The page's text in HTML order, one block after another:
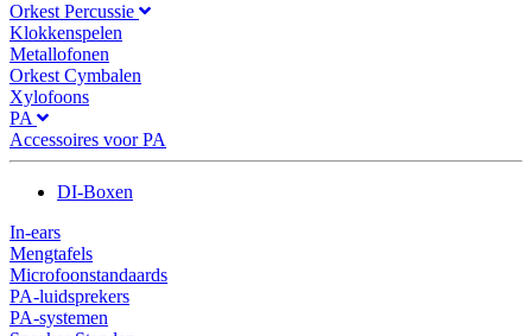
Orkest Percussie
Klokkenspelen
Metallofonen
Orkest Cymbalen
Xylofoons
PA
Accessoires voor PA
DI-Boxen
In-ears
Mengtafels
Microfoonstandaards
PA-luidsprekers
PA-systemen